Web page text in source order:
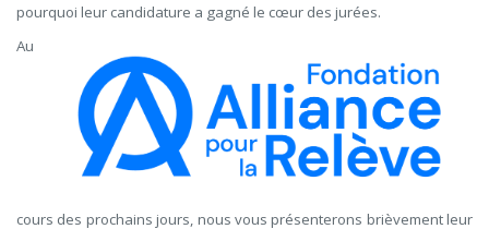
pourquoi leur candidature a gagné le cœur des jurées.
Au
cours des prochains jours, nous vous présenterons brièvement leur